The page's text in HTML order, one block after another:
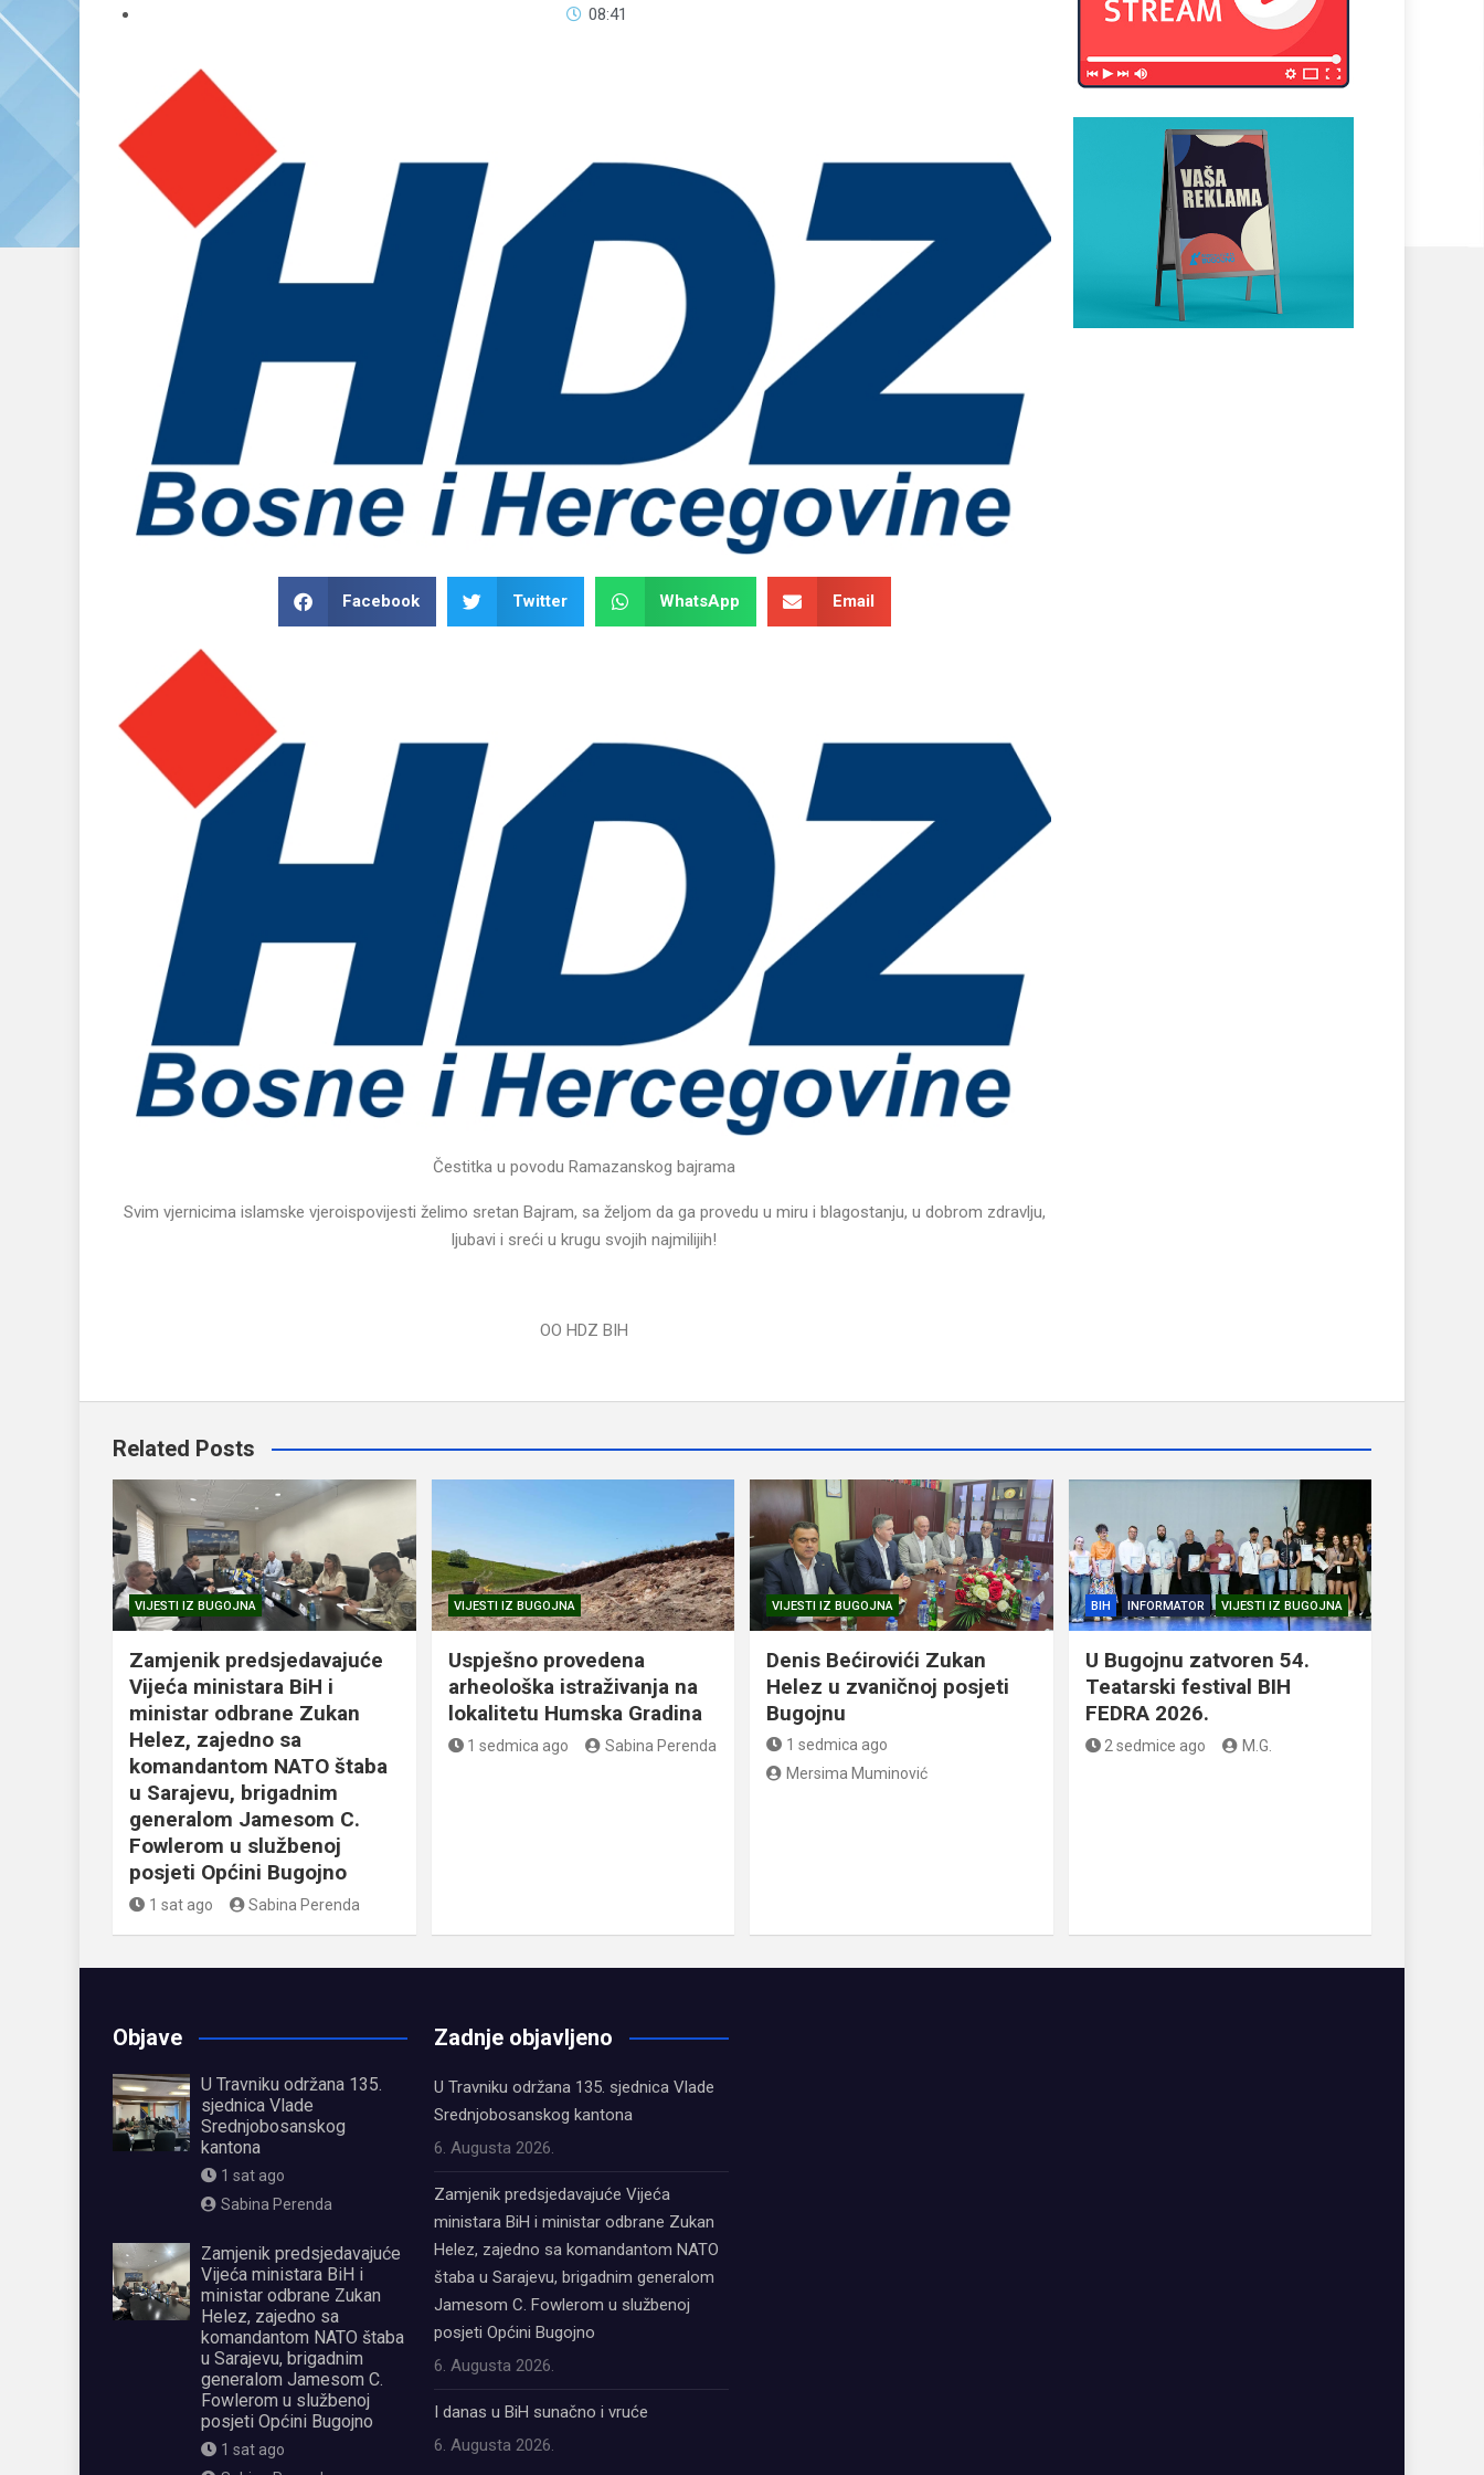
08:41
Facebook Twitter WhatsApp Email
Čestitka u povodu Ramazanskog bajrama
Svim vjernicima islamske vjeroispovijesti želimo sretan Bajram, sa željom da ga provedu u miru i blagostanju, u dobrom zdravlju,
ljubavi i sreći u krugu svojih najmilijih!
OO HDZ BIH
Related Posts
VIJESTI IZ BUGOJNA
Zamjenik predsjedavajuće
Vijeća ministara BiH i
ministar odbrane Zukan
Helez, zajedno sa
komandantom NATO štaba
u Sarajevu, brigadnim
generalom Jamesom C.
Fowlerom u službenoj
posjeti Općini Bugojno
1 sat ago Sabina Perenda
VIJESTI IZ BUGOJNA
Uspješno provedena
arheološka istraživanja na
lokalitetu Humska Gradina
1 sedmica ago Sabina Perenda
VIJESTI IZ BUGOJNA
Denis Bećirovići Zukan
Helez u zvaničnoj posjeti
Bugojnu
1 sedmica ago
Mersima Muminović
BIH INFORMATOR VIJESTI IZ BUGOJNA
U Bugojnu zatvoren 54.
Teatarski festival BIH
FEDRA 2026.
2 sedmice ago M.G.
Objave
U Travniku održana 135.
sjednica Vlade
Srednjobosanskog
kantona
1 sat ago
Sabina Perenda
Zamjenik predsjedavajuće
Vijeća ministara BiH i
ministar odbrane Zukan
Helez, zajedno sa
komandantom NATO štaba
u Sarajevu, brigadnim
generalom Jamesom C.
Fowlerom u službenoj
posjeti Općini Bugojno
1 sat ago
Zadnje objavljeno
U Travniku održana 135. sjednica Vlade
Srednjobosanskog kantona
6. Augusta 2026.
Zamjenik predsjedavajuće Vijeća
ministara BiH i ministar odbrane Zukan
Helez, zajedno sa komandantom NATO
štaba u Sarajevu, brigadnim generalom
Jamesom C. Fowlerom u službenoj
posjeti Općini Bugojno
6. Augusta 2026.
I danas u BiH sunačno i vruće
6. Augusta 2026.